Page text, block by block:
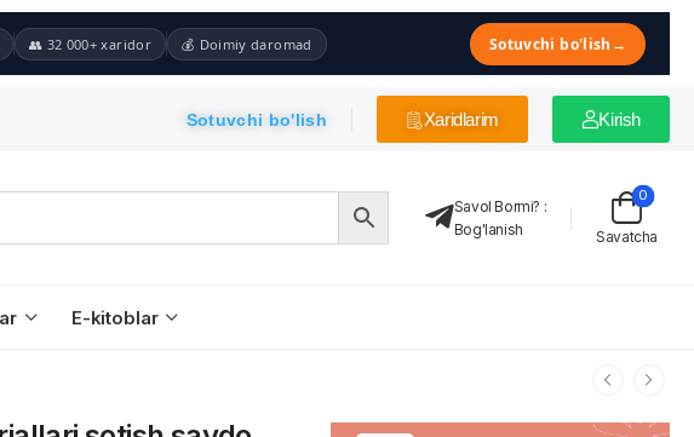
👥 32 000+ xaridor 💰 Doimiy daromad Sotuvchi bo'lish →
Sotuvchi bo'lish Xaridlarim Kirish
Savol Bormi? :
Bog'lanish
Savatcha
0
E-kitoblar